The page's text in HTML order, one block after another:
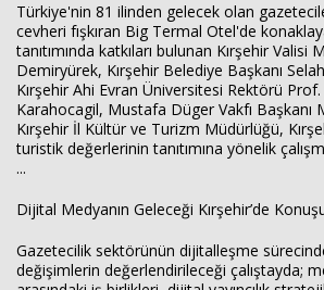
Türkiye'nin 81 ilinden gelecek olan
cevheri fışkıran Big Termal Otel'de
tanıtımında katkıları bulunan Kırşehir Valisi
Demiryürek, Kırşehir Belediye Başkanı
Kırşehir Ahi Evran Üniversitesi Rektörü
Karahocagil, Mustafa Düger Vakfı Başkanı
Kırşehir İl Kültür ve Turizm Müdürlüğü,
turistik değerlerinin tanıtımına yönelik
...
Dijital Medyanın Geleceği Kırşehir’de
Gazetecilik sektörünün dijitalleşme
değişimlerin değerlendirileceği çalıştayda;